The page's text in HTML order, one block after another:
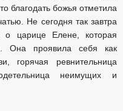
благодать божья отметила
Не сегодня так завтра
царице Елене, которая
Она проявила себя как
горячая ревнительница
неимущих и